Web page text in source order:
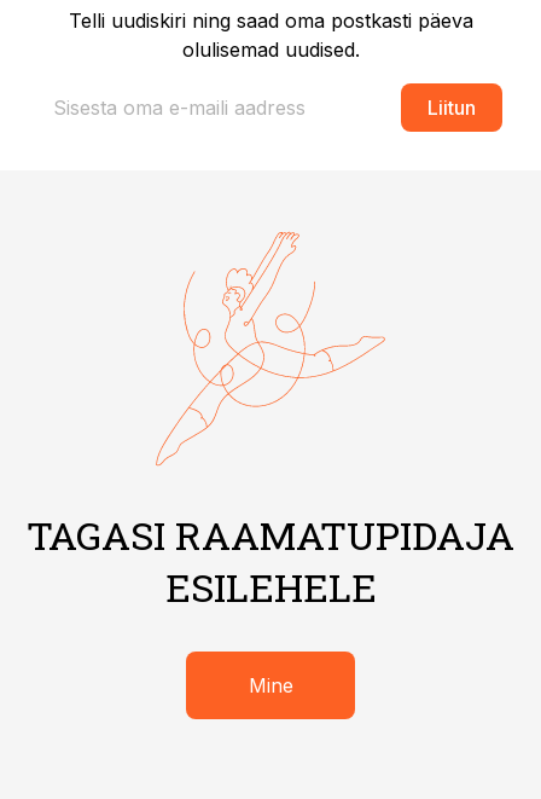
Telli uudiskiri ning saad oma postkasti päeva
olulisemad uudised.
Liitun
TAGASI RAAMATUPIDAJA
ESILEHELE
Mine